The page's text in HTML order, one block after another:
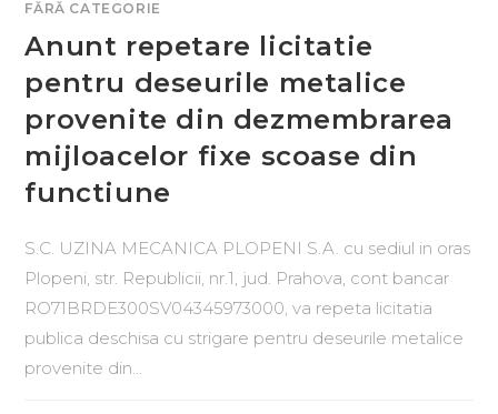
FĂRĂ CATEGORIE
Anunt repetare licitatie
pentru deseurile metalice
provenite din dezmembrarea
mijloacelor fixe scoase din
functiune
S.C. UZINA MECANICA PLOPENI S.A. cu sediul in oras
Plopeni, str. Republicii, nr.1, jud. Prahova, cont bancar
RO71BRDE300SV04345973000, va repeta licitatia
publica deschisa cu strigare pentru deseurile metalice
provenite din…